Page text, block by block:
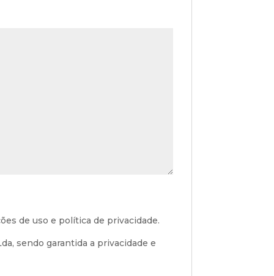
de uso e política de privacidade.
sendo garantida a privacidade e